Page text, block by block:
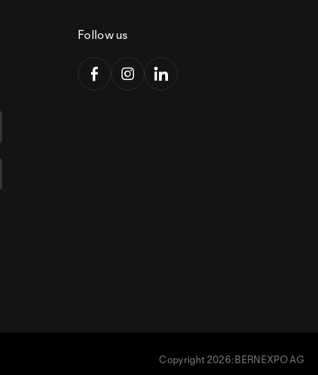
Follow us
Copyright 2026: BERNEXPO AG